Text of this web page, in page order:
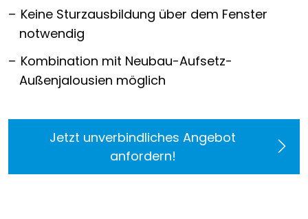
Keine Sturzausbildung über dem Fenster
notwendig
Kombination mit Neubau-Aufsetz-
Außenjalousien möglich
Jetzt unverbindliches Angebot
anfordern!